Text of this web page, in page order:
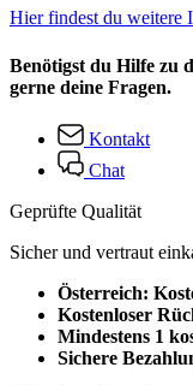
Hier findest du weitere
Benötigst du Hilfe zu
gerne deine Fragen.
Kontakt
Chat
Geprüfte Qualität
Sicher und vertraut
Österreich:
Kostenloser
Mindestens 1
Sichere